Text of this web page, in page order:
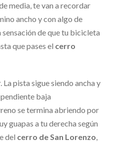
media, te van a recordar
ancho y con algo de
de que tu bicicleta
que pases el cerro
pista sigue siendo ancha y
baja
se termina abriendo por
guapas a tu derecha según
del cerro de San Lorenzo,